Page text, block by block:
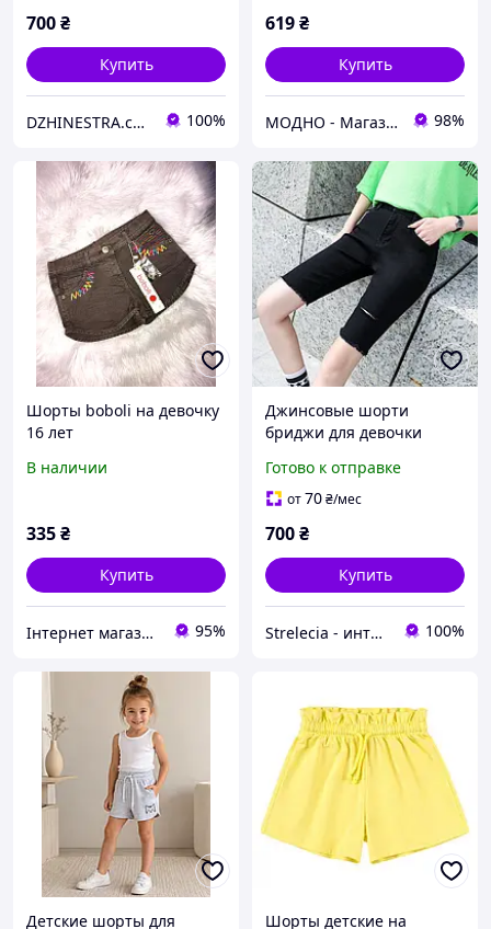
700₴
Купить
DZHINESTRA.com.ua Интернет-магазин 100%
619₴
Купить
МОДНО - Магазин детской и женской одежды и обуви 98%
Шорты boboli на девочку
16 лет
В наличии
335₴
Купить
Інтернет магазин View Fashion 95%
Джинсовые шорти
бриджи для девочки
Готово к отправке
от70₴/мес
700₴
Купить
Strelecia - интернет-магазин 100%
Детские шорты для
Шорты детские на